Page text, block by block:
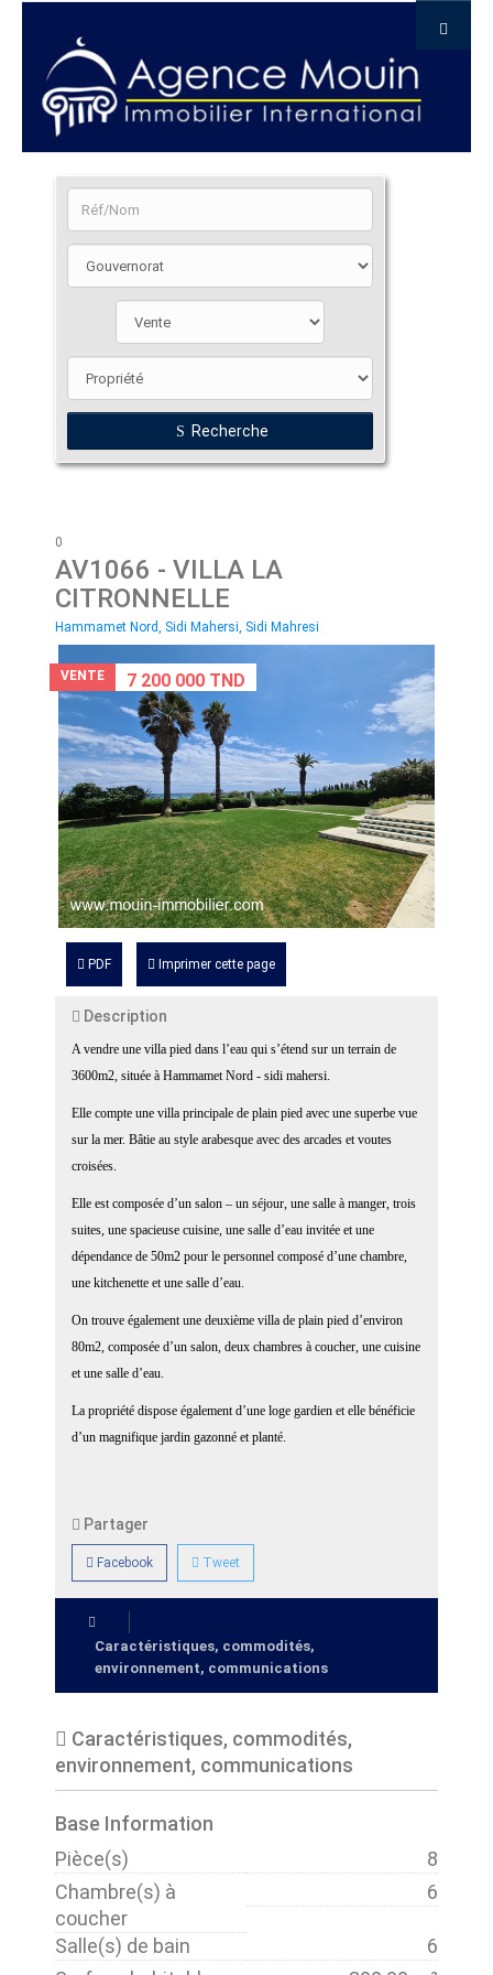
Recherche
0
AV1066 - VILLA LA
CITRONNELLE
Hammamet Nord, Sidi Mahersi, Sidi Mahresi
VENTE 7 200 000 TND
PDF Imprimer cette page
Description
A vendre une villa pied dans l’eau qui s’étend sur un terrain de
3600m2, située à Hammamet Nord - sidi mahersi.
Elle compte une villa principale de plain pied avec une superbe vue
sur la mer. Bâtie au style arabesque avec des arcades et voutes
croisées.
Elle est composée d’un salon – un séjour, une salle à manger, trois
suites, une spacieuse cuisine, une salle d’eau invitée et une
dépendance de 50m2 pour le personnel composé d’une chambre,
une kitchenette et une salle d’eau.
On trouve également une deuxième villa de plain pied d’environ
80m2, composée d’un salon, deux chambres à coucher, une cuisine
et une salle d’eau.
La propriété dispose également d’une loge gardien et elle bénéficie
d’un magnifique jardin gazonné et planté.
Partager
Facebook Tweet
Caractéristiques, commodités,
environnement, communications
Caractéristiques, commodités,
environnement, communications
Base Information
Pièce(s)
8
Chambre(s) à
coucher
6
Salle(s) de bain
6